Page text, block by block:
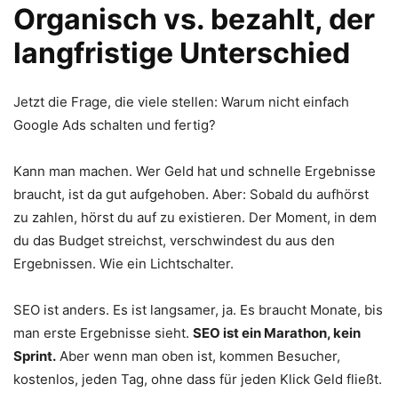
Organisch vs. bezahlt, der
langfristige Unterschied
Jetzt die Frage, die viele stellen: Warum nicht einfach
Google Ads schalten und fertig?
Kann man machen. Wer Geld hat und schnelle Ergebnisse
braucht, ist da gut aufgehoben. Aber: Sobald du aufhörst
zu zahlen, hörst du auf zu existieren. Der Moment, in dem
du das Budget streichst, verschwindest du aus den
Ergebnissen. Wie ein Lichtschalter.
SEO ist anders. Es ist langsamer, ja. Es braucht Monate, bis
man erste Ergebnisse sieht. SEO ist ein Marathon, kein
Sprint. Aber wenn man oben ist, kommen Besucher,
kostenlos, jeden Tag, ohne dass für jeden Klick Geld fließt.